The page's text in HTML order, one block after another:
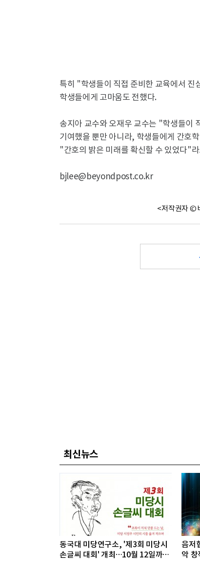
특히 "학생들이 직접 준비한 교육에서 진
학생들에게 고마움도 전했다.
송지아 교수와 오재우 교수는 "학생들이
기여했을 뿐만 아니라, 학생들에게 간호
"간호의 밝은 미래를 확신할 수 있었다"
bjlee@beyondpost.co.kr
<저작권자 ©
최신뉴스
동국대 미당연구소, '제3회 미당시
손글씨 대회' 개최…10월 12일까지
음저
악 창